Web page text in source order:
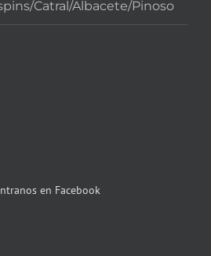
Catral/Albacete/Pinoso
en Facebook